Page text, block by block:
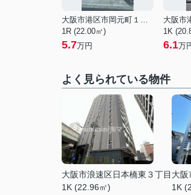
大阪市港区市岡元町１丁目
1R (22.00㎡)
5.7万円
1K
6.1万
よく見られている物件
大阪市浪速区日本橋東３丁目
1K (22.96㎡)
大阪
1K